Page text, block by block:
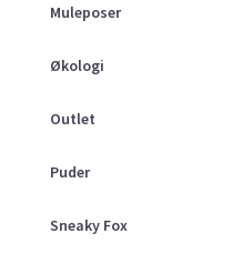
Muleposer
Økologi
Outlet
Puder
Sneaky Fox